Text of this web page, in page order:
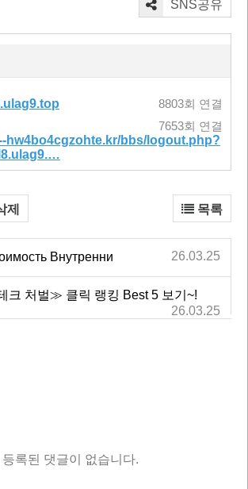
SNS공유
8803회 연결
hw4bo4cgzohte.kr/bbs/logout.php?
7653회 연결
제 목록
Внутренни 26.03.25
크 처벌≫ 클릭 랭킹 Best 5 보기~!
26.03.25
등록된 댓글이 없습니다.